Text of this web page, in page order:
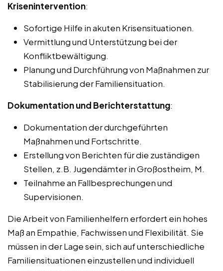
Krisenintervention:
Sofortige Hilfe in akuten Krisensituationen.
Vermittlung und Unterstützung bei der
Konfliktbewältigung.
Planung und Durchführung von Maßnahmen zur
Stabilisierung der Familiensituation.
Dokumentation und Berichterstattung:
Dokumentation der durchgeführten
Maßnahmen und Fortschritte.
Erstellung von Berichten für die zuständigen
Stellen, z.B. Jugendämter in Großostheim, M.
Teilnahme an Fallbesprechungen und
Supervisionen.
Die Arbeit von Familienhelfern erfordert ein hohes
Maß an Empathie, Fachwissen und Flexibilität. Sie
müssen in der Lage sein, sich auf unterschiedliche
Familiensituationen einzustellen und individuell